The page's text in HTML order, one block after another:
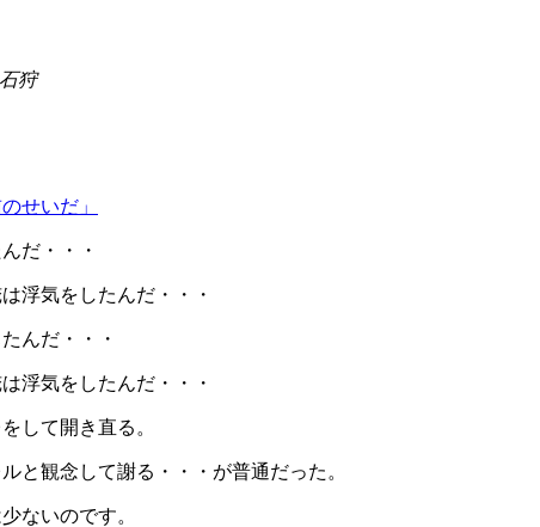
石狩
せいだ」
だ・・・
浮気をしたんだ・・・
んだ・・・
浮気をしたんだ・・・
して開き直る。
と観念して謝る・・・が普通だった。
ないのです。